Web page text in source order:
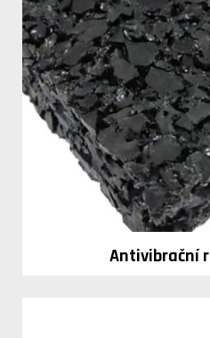
Antivibrační